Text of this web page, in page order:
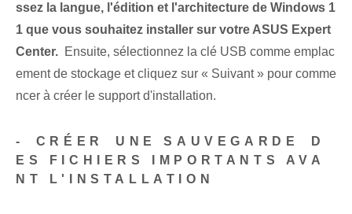
ssez la langue, l'édition et l'architecture de Windows 1
1 que vous souhaitez installer sur votre ASUS Expert
Center. ​ Ensuite, sélectionnez la clé USB comme emplac
ement de stockage et cliquez sur « Suivant » pour comme
ncer à créer le support d'installation.
-⁣ CRÉER ⁢UNE SAUVEGARDE⁢ D
ES FICHIERS IMPORTANTS AVA
NT ‌L'INSTALLATION